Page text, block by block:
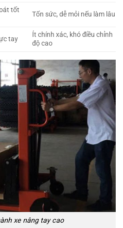
tốt
Tốn sức, dễ mỏi nếu làm lâu
tay
Ít chính xác, khó điều chỉnh
độ cao
xe nâng tay cao